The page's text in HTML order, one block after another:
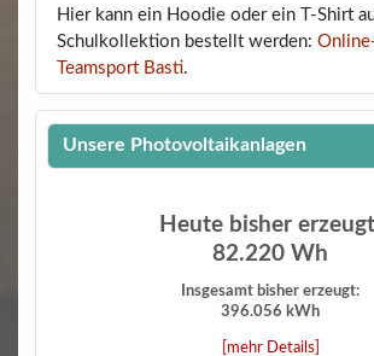
Hier kann ein Hoodie oder ein T-Shirt
Schulkollektion bestellt werden:
Teamsport Basti.
Unsere Photovoltaikanlagen
Heute bisher
82.220 Wh
Insgesamt bisher erzeugt:
396.056 kWh
[mehr Details]